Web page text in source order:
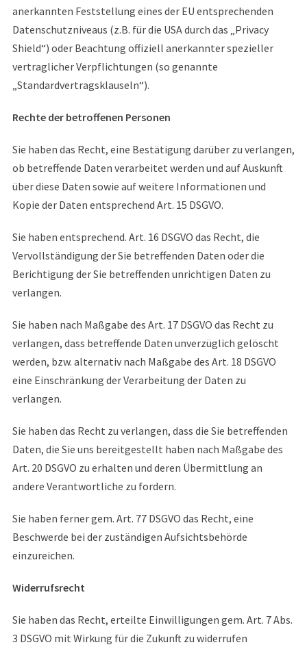
anerkannten Feststellung eines der EU entsprechenden
Datenschutzniveaus (z.B. für die USA durch das „Privacy
Shield“) oder Beachtung offiziell anerkannter spezieller
vertraglicher Verpflichtungen (so genannte
„Standardvertragsklauseln“).
Rechte der betroffenen Personen
Sie haben das Recht, eine Bestätigung darüber zu verlangen,
ob betreffende Daten verarbeitet werden und auf Auskunft
über diese Daten sowie auf weitere Informationen und
Kopie der Daten entsprechend Art. 15 DSGVO.
Sie haben entsprechend. Art. 16 DSGVO das Recht, die
Vervollständigung der Sie betreffenden Daten oder die
Berichtigung der Sie betreffenden unrichtigen Daten zu
verlangen.
Sie haben nach Maßgabe des Art. 17 DSGVO das Recht zu
verlangen, dass betreffende Daten unverzüglich gelöscht
werden, bzw. alternativ nach Maßgabe des Art. 18 DSGVO
eine Einschränkung der Verarbeitung der Daten zu
verlangen.
Sie haben das Recht zu verlangen, dass die Sie betreffenden
Daten, die Sie uns bereitgestellt haben nach Maßgabe des
Art. 20 DSGVO zu erhalten und deren Übermittlung an
andere Verantwortliche zu fordern.
Sie haben ferner gem. Art. 77 DSGVO das Recht, eine
Beschwerde bei der zuständigen Aufsichtsbehörde
einzureichen.
Widerrufsrecht
Sie haben das Recht, erteilte Einwilligungen gem. Art. 7 Abs.
3 DSGVO mit Wirkung für die Zukunft zu widerrufen